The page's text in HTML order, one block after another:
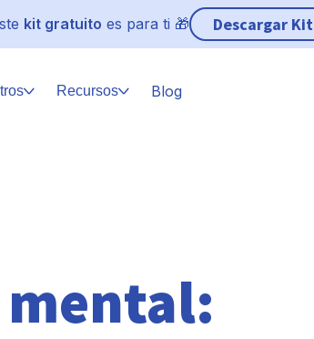
kit gratuito es para ti 🎁 Descargar Kit
Recursos Blog
mental: